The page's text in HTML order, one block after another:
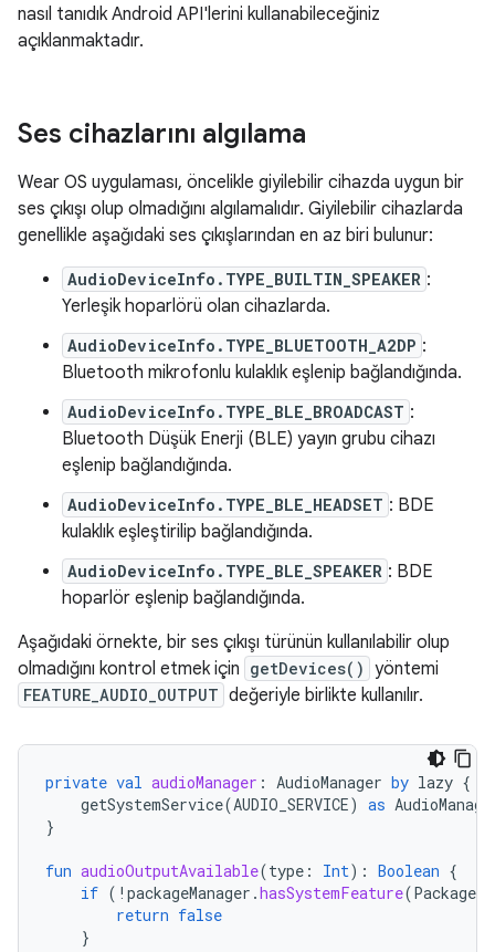
nasıl tanıdık Android API'lerini kullanabileceğiniz
açıklanmaktadır.
Ses cihazlarını algılama
Wear OS uygulaması, öncelikle giyilebilir cihazda uygun bir
ses çıkışı olup olmadığını algılamalıdır. Giyilebilir cihazlarda
genellikle aşağıdaki ses çıkışlarından en az biri bulunur:
AudioDeviceInfo.TYPE_BUILTIN_SPEAKER :
Yerleşik hoparlörü olan cihazlarda.
AudioDeviceInfo.TYPE_BLUETOOTH_A2DP :
Bluetooth mikrofonlu kulaklık eşlenip bağlandığında.
AudioDeviceInfo.TYPE_BLE_BROADCAST :
Bluetooth Düşük Enerji (BLE) yayın grubu cihazı
eşlenip bağlandığında.
AudioDeviceInfo.TYPE_BLE_HEADSET : BDE
kulaklık eşleştirilip bağlandığında.
AudioDeviceInfo.TYPE_BLE_SPEAKER : BDE
hoparlör eşlenip bağlandığında.
Aşağıdaki örnekte, bir ses çıkışı türünün kullanılabilir olup
olmadığını kontrol etmek için getDevices() yöntemi
FEATURE_AUDIO_OUTPUT değeriyle birlikte kullanılır.
private val audioManager : AudioManager by lazy {
getSystemService(AUDIO_SERVICE) as
}
fun audioOutputAvailable(type : Int): Boolean {
if ( ! packageManager .hasSystemFeature(
return false
}